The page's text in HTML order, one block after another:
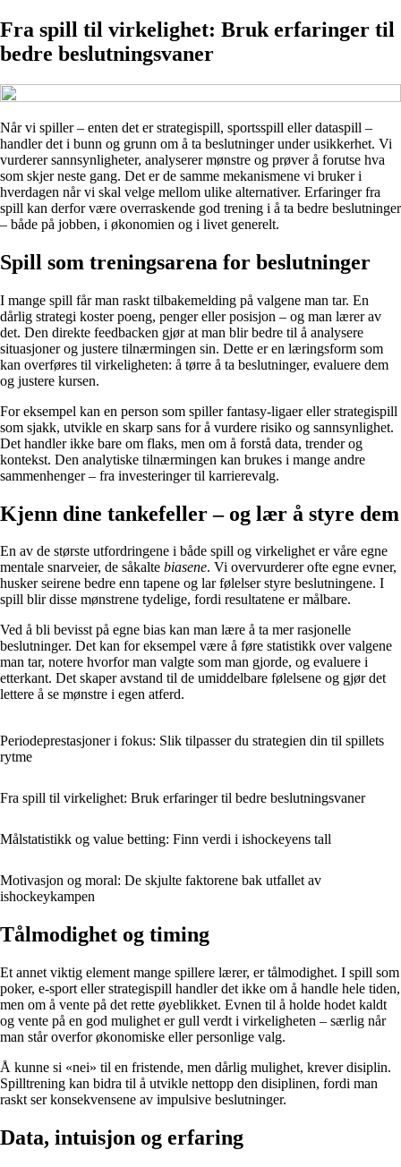
Fra spill til virkelighet: Bruk erfaringer til
bedre beslutningsvaner
Når vi spiller – enten det er strategispill, sportsspill eller dataspill –
handler det i bunn og grunn om å ta beslutninger under usikkerhet. Vi
vurderer sannsynligheter, analyserer mønstre og prøver å forutse hva
som skjer neste gang. Det er de samme mekanismene vi bruker i
hverdagen når vi skal velge mellom ulike alternativer. Erfaringer fra
spill kan derfor være overraskende god trening i å ta bedre beslutninger
– både på jobben, i økonomien og i livet generelt.
Spill som treningsarena for beslutninger
I mange spill får man raskt tilbakemelding på valgene man tar. En
dårlig strategi koster poeng, penger eller posisjon – og man lærer av
det. Den direkte feedbacken gjør at man blir bedre til å analysere
situasjoner og justere tilnærmingen sin. Dette er en læringsform som
kan overføres til virkeligheten: å tørre å ta beslutninger, evaluere dem
og justere kursen.
For eksempel kan en person som spiller fantasy-ligaer eller strategispill
som sjakk, utvikle en skarp sans for å vurdere risiko og sannsynlighet.
Det handler ikke bare om flaks, men om å forstå data, trender og
kontekst. Den analytiske tilnærmingen kan brukes i mange andre
sammenhenger – fra investeringer til karrierevalg.
Kjenn dine tankefeller – og lær å styre dem
En av de største utfordringene i både spill og virkelighet er våre egne
mentale snarveier, de såkalte biasene. Vi overvurderer ofte egne evner,
husker seirene bedre enn tapene og lar følelser styre beslutningene. I
spill blir disse mønstrene tydelige, fordi resultatene er målbare.
Ved å bli bevisst på egne bias kan man lære å ta mer rasjonelle
beslutninger. Det kan for eksempel være å føre statistikk over valgene
man tar, notere hvorfor man valgte som man gjorde, og evaluere i
etterkant. Det skaper avstand til de umiddelbare følelsene og gjør det
lettere å se mønstre i egen atferd.
Periodeprestasjoner i fokus: Slik tilpasser du strategien din til spillets
rytme
Fra spill til virkelighet: Bruk erfaringer til bedre beslutningsvaner
Målstatistikk og value betting: Finn verdi i ishockeyens tall
Motivasjon og moral: De skjulte faktorene bak utfallet av
ishockeykampen
Tålmodighet og timing
Et annet viktig element mange spillere lærer, er tålmodighet. I spill som
poker, e-sport eller strategispill handler det ikke om å handle hele tiden,
men om å vente på det rette øyeblikket. Evnen til å holde hodet kaldt
og vente på en god mulighet er gull verdt i virkeligheten – særlig når
man står overfor økonomiske eller personlige valg.
Å kunne si «nei» til en fristende, men dårlig mulighet, krever disiplin.
Spilltrening kan bidra til å utvikle nettopp den disiplinen, fordi man
raskt ser konsekvensene av impulsive beslutninger.
Data, intuisjon og erfaring